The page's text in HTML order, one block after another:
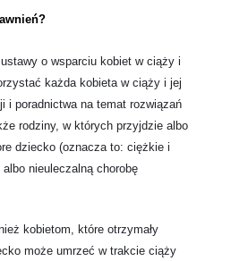
o wsparciu kobiet w ciąży i
każda kobieta w ciąży i jej
i poradnictwa na temat rozwiązań
rodziny, w których przyjdzie albo
dziecko (oznacza to: ciężkie i
nieuleczalną chorobę
kobietom, które otrzymały
może umrzeć w trakcie ciąży